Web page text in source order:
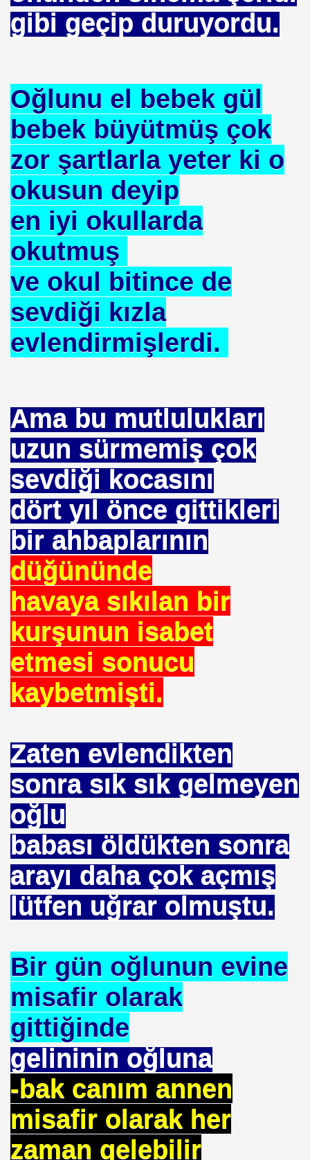
gibi geçip duruyordu.
Oğlunu el bebek gül
bebek büyütmüş çok
zor şartlarla yeter ki o
okusun deyip
en iyi okullarda
okutmuş
ve okul bitince de
sevdiği kızla
evlendirmişlerdi.
Ama bu mutlulukları
uzun sürmemiş çok
sevdiği kocasını
dört yıl önce gittikleri
bir ahbaplarının
düğününde
havaya sıkılan bir
kurşunun isabet
etmesi sonucu
kaybetmişti.
Zaten evlendikten
sonra sık sık gelmeyen
oğlu
babası öldükten sonra
arayı daha çok açmış
lütfen uğrar olmuştu.
Bir gün oğlunun evine
misafir olarak
gittiğinde
gelininin oğluna
-bak canım annen
misafir olarak her
zaman gelebilir
EDİLİYOR YOSA
969 HAREKETİ
YAKIT SUNUMU. HALİÇ KONGRE MRK.
SERKAN KORKUT
ALTINDA ERBAKANIN SUÇU NEDEN GÖNDERLDİ
İMAM NEDEN ATILDI
OL
Enerji Düzenleyicileri Konfederasyonu
ERDOĞAN
UYGULANDI-
BANKALAR.= UYGULANMIŞ ÇARE
BÜROKRASİSİ
Bulunan sır. Mühendis Hikmet TOPLU
ABD.